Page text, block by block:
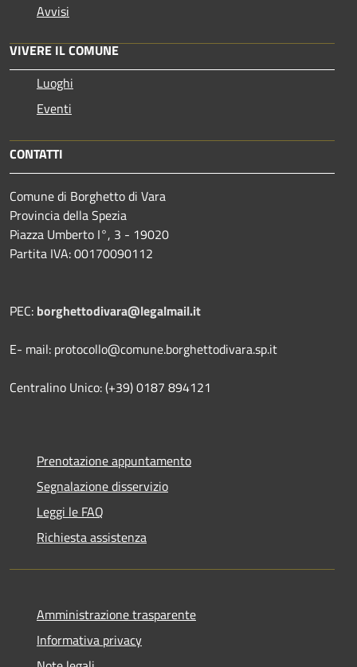
Avvisi
VIVERE IL COMUNE
Luoghi
Eventi
CONTATTI
Comune di Borghetto di Vara
Provincia della Spezia
Piazza Umberto I°, 3 - 19020
Partita IVA: 00170090112
PEC: borghettodivara@legalmail.it
E- mail: protocollo@comune.borghettodivara.sp.it
Centralino Unico: (+39) 0187 894121
Prenotazione appuntamento
Segnalazione disservizio
Leggi le FAQ
Richiesta assistenza
Amministrazione trasparente
Informativa privacy